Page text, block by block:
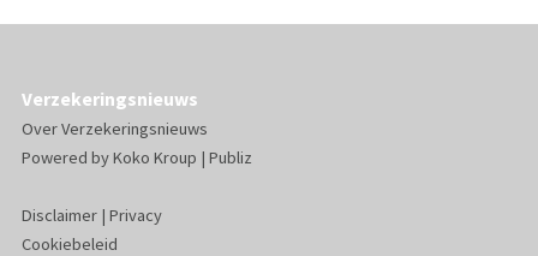
Verzekeringsnieuws
Over Verzekeringsnieuws
Powered byKoko Kroup | Publiz
Disclaimer| Privacy
Cookiebeleid